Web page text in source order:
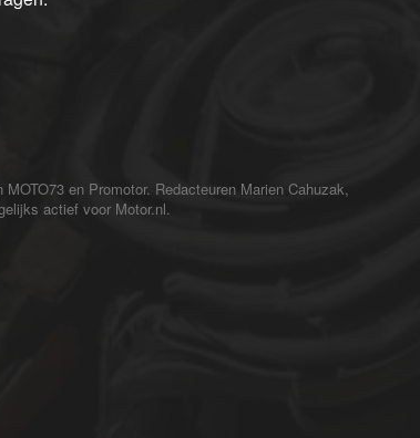
en Promotor. Redacteuren Marien Cahuzak,
actief voor Motor.nl.